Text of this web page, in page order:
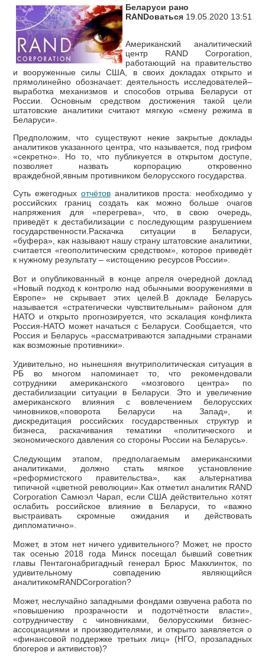
Беларуси рано
RANDоваться 19.05.2020 13:51
Американский аналитический
центр RAND Corporation,
работающий на правительство
и вооруженные силы США, в своих докладах открыто и
прямолинейно обозначает: деятельность исследователей–
выработка механизмов и способов отрыва Беларуси от
России. Основным средством достижения такой цели
штатовские аналитики считают мягкую «смену режима в
Беларуси».
Предположим, что существуют некие закрытые доклады
аналитиков указанного центра, что называется, под грифом
«секретно». Но то, что публикуется в открытом доступе,
позволяет назвать корпорацию откровенно
враждебной,явным противником белорусского государства.
Суть ежегодных отчётованалитиков проста: необходимо у
российских границ создать как можно больше очагов
напряжения для «перегрева», что, в свою очередь,
приведёт к дестабилизации с последующим разрушением
государственности.Раскачка ситуации в Беларуси,
«буфера», как называют нашу страну штатовские аналитики,
считается «геополитическим средством», которое приведёт
к нужному результату – «истощению ресурсов России».
Вот и опубликованный в конце апреля очередной доклад
«Новый подход к контролю над обычными вооружениями в
Европе» не скрывает этих целей.В докладе Беларусь
называется «стратегически чувствительным» районом для
НАТО и открыто прогнозируется, что эскалация конфликта
Россия-НАТО может начаться с Беларуси. Сообщается, что
Россия и Беларусь «рассматриваются западными странами
как возможные противники».
Удивительно, но нынешняя внутриполитическая ситуация в
РБ во многом напоминает то, что рекомендовали
сотрудники американского «мозгового центра» по
дестабилизации ситуации в Беларуси. Это и увеличение
американского влияния с вовлечением белорусских
чиновников,«поворота Беларуси на Запад», и
дискредитация российских государственных структур и
бизнеса, раскачивания тематики «политического и
экономического давления со стороны России на Беларусь».
Следующим этапом, предполагаемым американскими
аналитиками, должно стать мягкое установление
«реформистского правительства», как альтернатива
типичной «цветной революции».Как отметил аналитик RAND
Corporation Самюэл Чарап, если США действительно хотят
ослабить российское влияние в Беларуси, то «важно
выстраивать скромные ожидания и действовать
дипломатично».
Может, в этом нет ничего удивительного? Может, не просто
так осенью 2018 года Минск посещал бывший советник
главы Пентагонабригадный генерал Брюс Макклинток, по
удивительному совпадению являющийся
аналитикомRANDCorporation?
Может, неслучайно западными фондами озвучена работа по
«повышению прозрачности и подотчётности власти»,
сотрудничеству с чиновниками, белорусскими бизнес-
ассоциациями и производителями, и открыто заявляется о
«финансовой поддержке третьих лиц» (НГО, прозападных
блогеров и активистов)?